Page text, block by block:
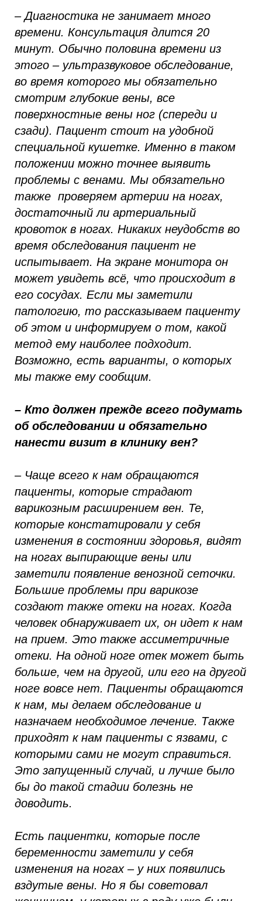
– Диагностика не занимает много
времени. Консультация длится 20
минут. Обычно половина времени из
этого – ультразвуковое обследование,
во время которого мы обязательно
смотрим глубокие вены, все
поверхностные вены ног (спереди и
сзади). Пациент стоит на удобной
специальной кушетке. Именно в таком
положении можно точнее выявить
проблемы с венами. Мы обязательно
также проверяем артерии на ногах,
достаточный ли артериальный
кровоток в ногах. Никаких неудобств во
время обследования пациент не
испытывает. На экране монитора он
может увидеть всё, что происходит в
его сосудах. Если мы заметили
патологию, то рассказываем пациенту
об этом и информируем о том, какой
метод ему наиболее подходит.
Возможно, есть варианты, о которых
мы также ему сообщим.
– Кто должен прежде всего подумать
об обследовании и обязательно
нанести визит в клинику вен?
– Чаще всего к нам обращаются
пациенты, которые страдают
варикозным расширением вен. Те,
которые констатировали у себя
изменения в состоянии здоровья, видят
на ногах выпирающие вены или
заметили появление венозной сеточки.
Большие проблемы при варикозе
создают также отеки на ногах. Когда
человек обнаруживает их, он идет к нам
на прием. Это также ассиметричные
отеки. На одной ноге отек может быть
больше, чем на другой, или его на другой
ноге вовсе нет. Пациенты обращаются
к нам, мы делаем обследование и
назначаем необходимое лечение. Также
приходят к нам пациенты с язвами, с
которыми сами не могут справиться.
Это запущенный случай, и лучше было
бы до такой стадии болезнь не
доводить.
Есть пациентки, которые после
беременности заметили у себя
изменения на ногах – у них появились
вздутые вены. Но я бы советовал